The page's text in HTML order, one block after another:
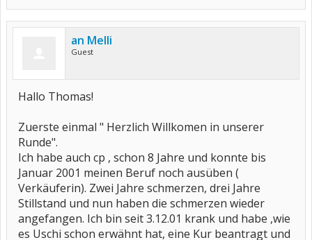
an Melli
Guest
Hallo Thomas!
Zuerste einmal " Herzlich Willkomen in unserer
Runde".
Ich habe auch cp , schon 8 Jahre und konnte bis
Januar 2001 meinen Beruf noch ausüben (
Verkäuferin). Zwei Jahre schmerzen, drei Jahre
Stillstand und nun haben die schmerzen wieder
angefangen. Ich bin seit 3.12.01 krank und habe ,wie
es Uschi schon erwähnt hat, eine Kur beantragt und